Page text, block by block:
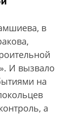
в
И вызвало
на
а